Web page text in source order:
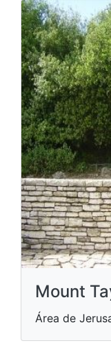
Mount
Área de